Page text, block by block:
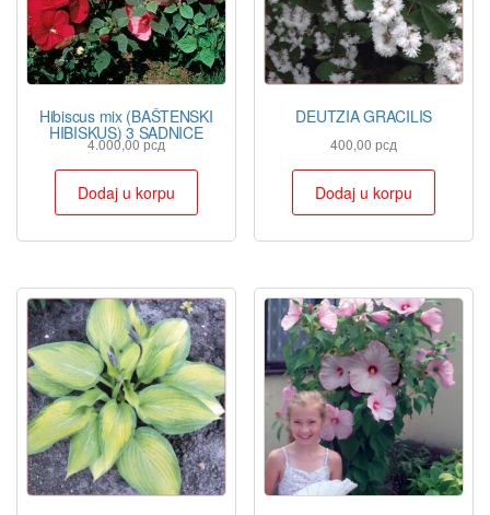
Hibiscus mix (BAŠTENSKI
HIBISKUS) 3 SADNICE
4.000,00рсд
Dodaj u korpu
DEUTZIA GRACILIS
400,00рсд
Dodaj u korpu